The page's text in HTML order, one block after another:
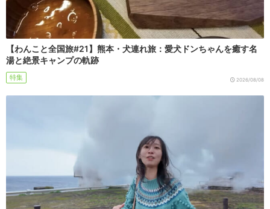
【わんこと全国旅#21】熊本・犬連れ旅：愛犬ドンちゃんを癒す名
湯と絶景キャンプの軌跡
特集 2026/08/08